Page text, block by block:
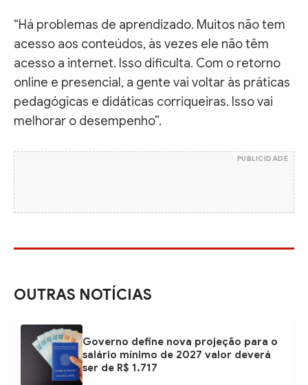
“Há problemas de aprendizado. Muitos não tem
acesso aos conteúdos, às vezes ele não têm
acesso a internet. Isso dificulta. Com o retorno
online e presencial, a gente vai voltar às práticas
pedagógicas e didáticas corriqueiras. Isso vai
melhorar o desempenho”.
PUBLICIDADE
OUTRAS NOTÍCIAS
Governo define nova projeção para o
salário mínimo de 2027 valor deverá
ser de R$ 1.717